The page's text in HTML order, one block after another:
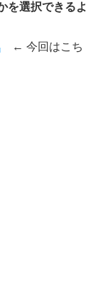
を選択できるよ
← 今回はこち